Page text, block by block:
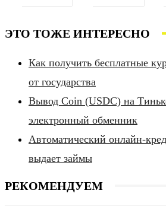
ЭТО ТОЖЕ ИНТЕРЕСНО
Как получить бесплатные
от государства
Вывод Coin (USDC) на
электронный обменник
Автоматический онлайн-
выдает займы
РЕКОМЕНДУЕМ